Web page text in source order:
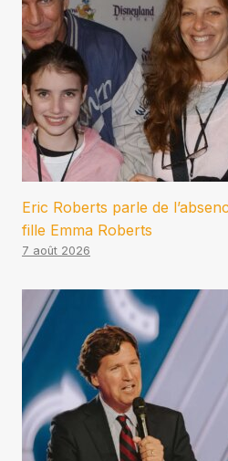
Eric Roberts parle de
fille Emma Roberts
7 août 2026